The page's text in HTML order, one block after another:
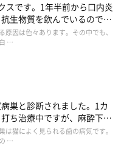
スです。1年半前から口内炎
生物質を飲んでいるのです
。このまま治療を続けるべ
。
原因は色々あります。その中でも、
…
巣と診断されました。1カ
ち治療中ですが、麻酔下で
と言われました。どうした
うか。
は猫によく見られる歯の病気です。
…